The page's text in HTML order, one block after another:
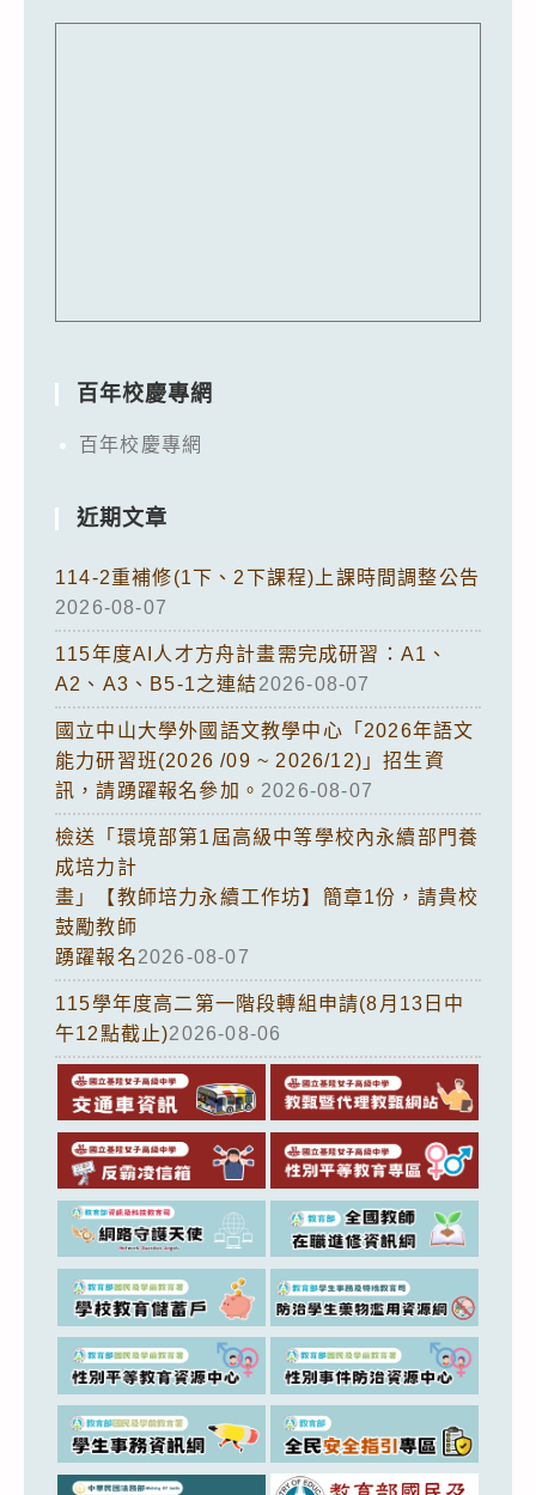
百年校慶專網
百年校慶專網
近期文章
114-2重補修(1下、2下課程)上課時間調整公告
2026-08-07
115年度AI人才方舟計畫需完成研習：A1、
A2、A3、B5-1之連結2026-08-07
國立中山大學外國語文教學中心「2026年語文
能力研習班(2026 /09 ~ 2026/12)」招生資
訊，請踴躍報名參加。 2026-08-07
檢送「環境部第1屆高級中等學校內永續部門養
成培力計
畫」【教師培力永續工作坊】簡章1份，請貴校
鼓勵教師
踴躍報名2026-08-07
115學年度高二第一階段轉組申請(8月13日中
午12點截止)2026-08-06